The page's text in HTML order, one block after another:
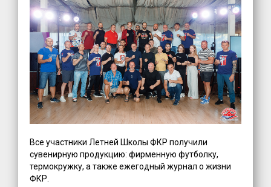
Все участники Летней Школы ФКР получили
сувенирную продукцию: фирменную футболку,
термокружку, а также ежегодный журнал о жизни
ФКР.